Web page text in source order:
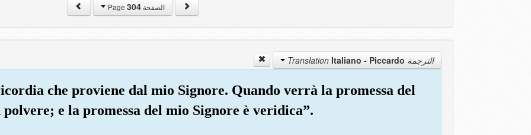
الصفحة Page304
الترجمة Translation Italiano - Piccardo
che proviene dal mio Signore. Quando verrà la promessa del
e la promessa del mio Signore è veridica”.